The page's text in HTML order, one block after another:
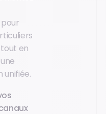
en
unifiée.